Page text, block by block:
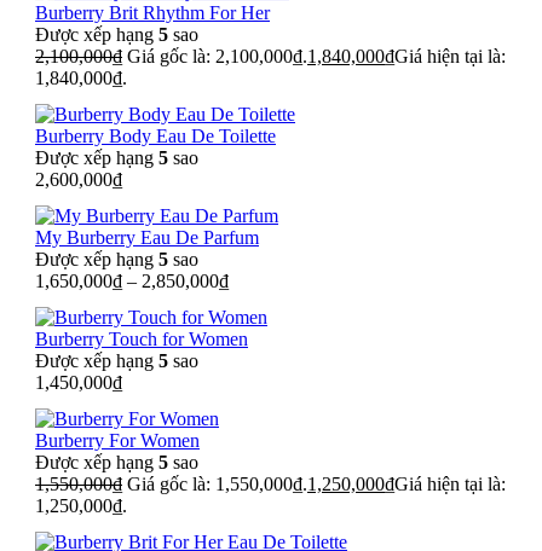
Burberry Brit Rhythm For Her
Được xếp hạng 5 sao
2,100,000₫ Giá gốc là: 2,100,000₫.1,840,000₫Giá hiện tại là:
1,840,000₫.
Burberry Body Eau De Toilette
Được xếp hạng 5 sao
2,600,000₫
My Burberry Eau De Parfum
Được xếp hạng 5 sao
1,650,000₫ – 2,850,000₫
Burberry Touch for Women
Được xếp hạng 5 sao
1,450,000₫
Burberry For Women
Được xếp hạng 5 sao
1,550,000₫ Giá gốc là: 1,550,000₫.1,250,000₫Giá hiện tại là:
1,250,000₫.